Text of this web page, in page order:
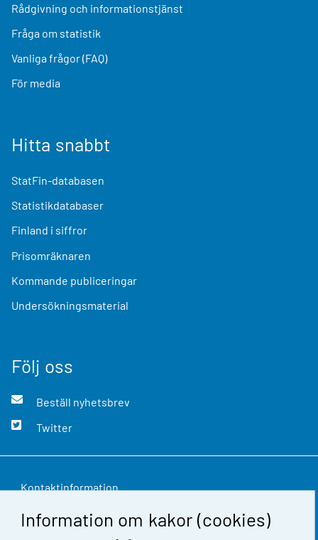
Information om kakor (cookies)
Rådgivning och informationstjänst
Fråga om statistik
Vanliga frågor (FAQ)
För media
Hitta snabbt
StatFin-databasen
Statistikdatabaser
Finland i siffror
Prisomräknaren
Kommande publiceringar
Undersökningsmaterial
Följ oss
Beställ nyhetsbrev
Twitter
Kontaktinformation
Respons